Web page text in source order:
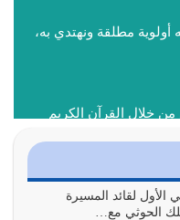
مطلقة ونهتدي به،
خلال القرآن الكريم
لذكري) إضافة إلى
الأول لقائد المسيرة
الحوثي مع…